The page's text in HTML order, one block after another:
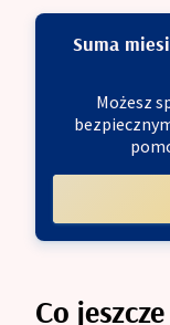
Suma
Możesz
Co